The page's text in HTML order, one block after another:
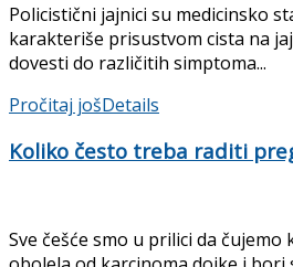
Policistični jajnici su medicinsko
karakteriše prisustvom cista na
dovesti do različitih simptoma...
Pročitaj jošDetails
Koliko često treba raditi
Sve češće smo u prilici da čujemo